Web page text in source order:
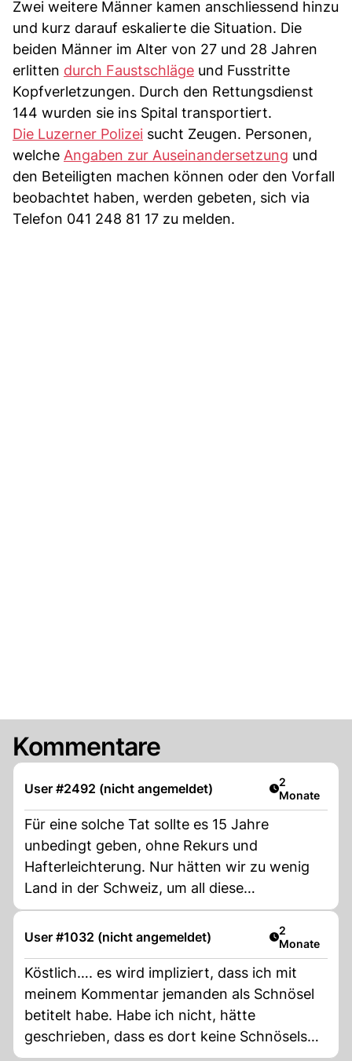
Zwei weitere Männer kamen anschliessend hinzu
und kurz darauf eskalierte die Situation. Die
beiden Männer im Alter von 27 und 28 Jahren
erlitten durch Faustschläge und Fusstritte
Kopfverletzungen. Durch den Rettungsdienst
144 wurden sie ins Spital transportiert.
Die Luzerner Polizei sucht Zeugen. Personen,
welche Angaben zur Auseinandersetzung und
den Beteiligten machen können oder den Vorfall
beobachtet haben, werden gebeten, sich via
Telefon 041 248 81 17 zu melden.
Kommentare
User #2492 (nicht angemeldet) Artikel
2
Monate
Für eine solche Tat sollte es 15 Jahre
unbedingt geben, ohne Rekurs und
Hafterleichterung. Nur hätten wir zu wenig
Land in der Schweiz, um all diese
Gefängnisse zu bauen!
User #1032 (nicht angemeldet) Artikel
2
Monate
Köstlich…. es wird impliziert, dass ich mit
meinem Kommentar jemanden als Schnösel
betitelt habe. Habe ich nicht, hätte
geschrieben, dass es dort keine Schnösels
gibt.